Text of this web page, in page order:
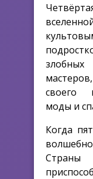
своего
моды и
Когда